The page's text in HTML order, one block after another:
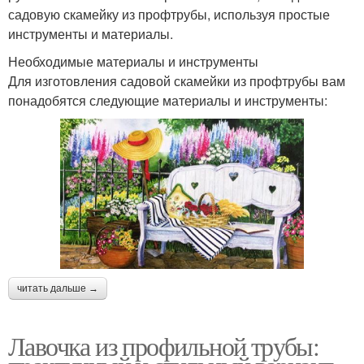
садовую скамейку из профтрубы, используя простые
инструменты и материалы.
Необходимые материалы и инструменты
Для изготовления садовой скамейки из профтрубы вам
понадобятся следующие материалы и инструменты:
читать дальше →
Лавочка из профильной трубы: